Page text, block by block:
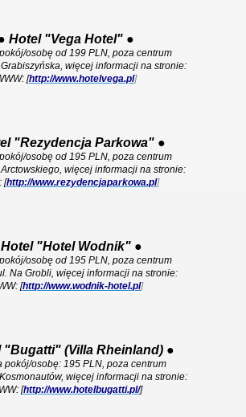
Hotel "Vega Hotel" ●
osobę od 199 PLN, poza centrum
Grabiszyńska, więcej informacji na stronie:
[http://www.hotelvega.pl]
"Rezydencja Parkowa" ●
osobę od 195 PLN, poza centrum
Arctowskiego, więcej informacji na stronie:
[http://www.rezydencjaparkowa.pl]
Hotel "Hotel Wodnik" ●
osobę od 195 PLN, poza centrum
Na Grobli, więcej informacji na stronie:
[http://www.wodnik-hotel.pl]
"Bugatti" (Villa Rheinland) ●
pokój/osobę: 195 PLN, poza centrum
Kosmonautów, więcej informacji na stronie:
[http://www.hotelbugatti.pl/]